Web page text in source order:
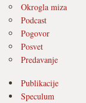
Okrogla miza
Podcast
Pogovor
Posvet
Predavanje
Publikacije
Speculum